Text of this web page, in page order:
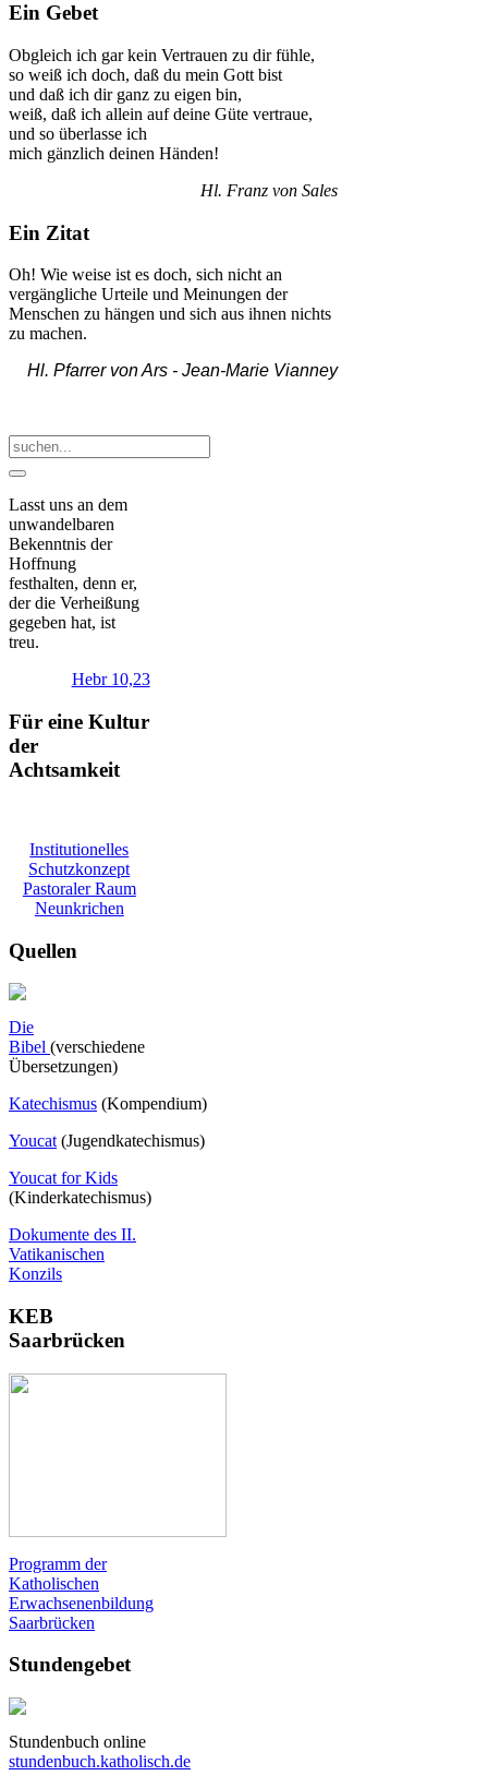
Ein Gebet
Obgleich ich gar kein Vertrauen zu dir fühle,
so weiß ich doch, daß du mein Gott bist
und daß ich dir ganz zu eigen bin,
weiß, daß ich allein auf deine Güte vertraue,
und so überlasse ich
mich gänzlich deinen Händen!
Hl. Franz von Sales
Ein Zitat
Oh! Wie weise ist es doch, sich nicht an
vergängliche Urteile und Meinungen der
Menschen zu hängen und sich aus ihnen nichts
zu machen.
Hl. Pfarrer von Ars -Jean-Marie Vianney
Lasst uns an dem
unwandelbaren
Bekenntnis der
Hoffnung
festhalten, denn er,
der die Verheißung
gegeben hat, ist
treu.
Hebr 10,23
Für eine Kultur
der
Achtsamkeit
Institutionelles
Schutzkonzept
Pastoraler Raum
Neunkrichen
Quellen
Die
Bibel (verschiedene
Übersetzungen)
Katechismus (Kompendium)
Youcat (Jugendkatechismus)
Youcat for Kids
(Kinderkatechismus)
Dokumente des II.
Vatikanischen
Konzils
KEB
Saarbrücken
Programm der
Katholischen
Erwachsenenbildung
Saarbrücken
Stundengebet
Stundenbuch online
stundenbuch.katholisch.de